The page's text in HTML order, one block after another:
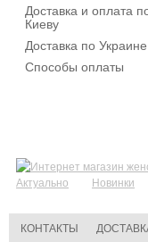
Доставка и оплата
Киеву
Доставка по Украине
Способы оплаты
Актуально Новинки
КОНТАКТЫ